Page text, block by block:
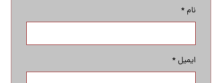
نام *
ایمیل *